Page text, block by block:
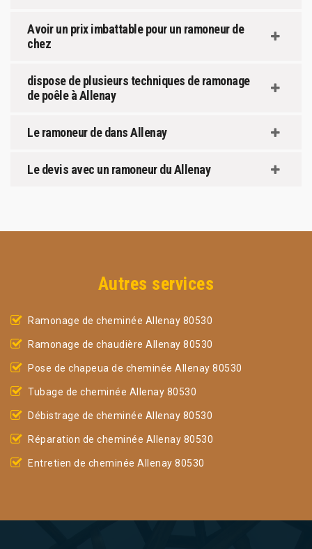
Avoir un prix imbattable pour un ramoneur de
chez
dispose de plusieurs techniques de ramonage
de poêle à Allenay
Le ramoneur de dans Allenay
Le devis avec un ramoneur du Allenay
Autres services
Ramonage de cheminée Allenay 80530
Ramonage de chaudière Allenay 80530
Pose de chapeua de cheminée Allenay 80530
Tubage de cheminée Allenay 80530
Débistrage de cheminée Allenay 80530
Réparation de cheminée Allenay 80530
Entretien de cheminée Allenay 80530